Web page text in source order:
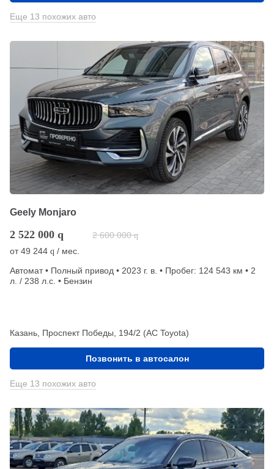
Еще 13 похожих авто
Geely Monjaro
2 522 000 q 2 600 000 q
от49 244 q / мес.
Автомат • Полный привод • 2023 г. в. • Пробег: 124 543 км • 2
л. / 238 л.с. • Бензин
Казань, Проспект Победы, 194/2 (АС Toyota)
Позвонить в автосалон
Еще 13 похожих авто